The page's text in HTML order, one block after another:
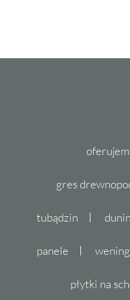
gres
tubądzin dunin
panele
płytki na